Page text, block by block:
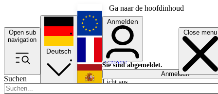
Ga naar de hoofdinhoud
Open sub
navigation
Close menu
Suchen
Deutsch
English
Français
Anmelden
Sie sind abgemeldet.
Anmelden
Licht aus